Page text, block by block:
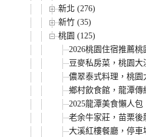
新北 (276)
新竹 (35)
桃園 (125)
2026桃園住宿推薦
豆麥私房菜，桃園
儂翠泰式料理，桃
鄉村飲食館，龍潭
2025龍潭美食懶人包
老余牛家莊，苗栗
大溪紅樓餐廳，停